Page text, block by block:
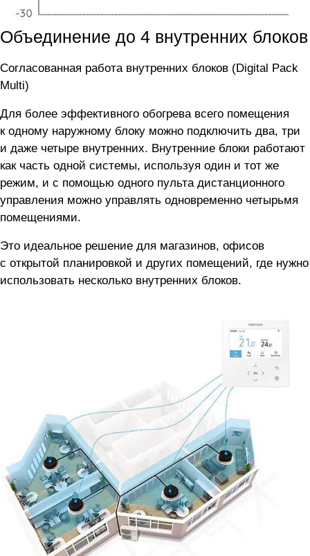
Объединение до 4 внутренних блоков
Согласованная работа внутренних блоков (Digital Pack
Multi)
Для более эффективного обогрева всего помещения
к одному наружному блоку можно подключить два, три
и даже четыре внутренних. Внутренние блоки работают
как часть одной системы, используя один и тот же
режим, и с помощью одного пульта дистанционного
управления можно управлять одновременно четырьмя
помещениями.
Это идеальное решение для магазинов, офисов
с открытой планировкой и других помещений, где нужно
использовать несколько внутренних блоков.